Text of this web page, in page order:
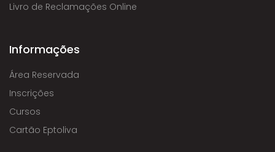
Livro de Reclamações Online
Informações
Área Reservada
Inscrições
Cursos
Cartão Eptoliva